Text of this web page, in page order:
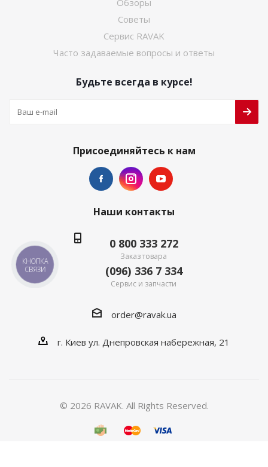
Обзоры
Советы
Сервис RAVAK
Часто задаваемые вопросы и ответы
Будьте всегда в курсе!
Присоединяйтесь к нам
Наши контакты
0 800 333 272
Заказ товара
(096) 336 7 334
Сервис и запчасти
order@ravak.ua
г. Киев ул. Днепровская набережная, 21
© 2026 RAVAK. All Rights Reserved.
КНОПКА
СВЯЗИ